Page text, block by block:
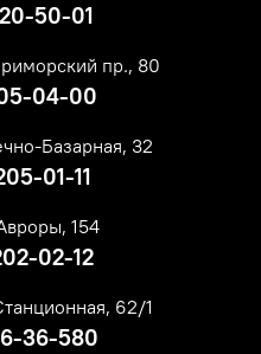
50-01
пр., 80
04-00
Базарная, 32
01-11
154
02-12
62/1
36-580